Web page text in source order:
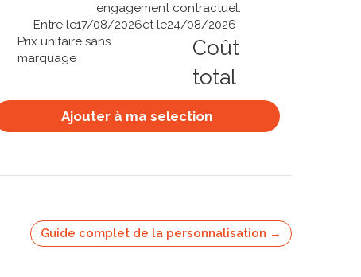
engagement contractuel.
Entre le17/08/2026et le24/08/2026
Prix unitaire sans
marquage
Coût
total
Ajouter à ma selection
Guide complet de la personnalisation →